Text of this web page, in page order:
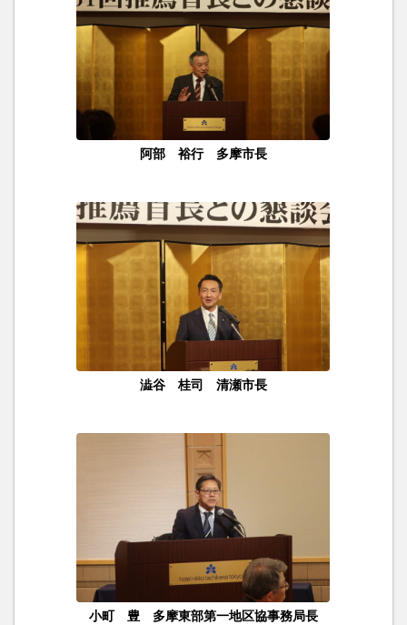
阿部 裕行 多摩市長
澁谷 桂司 清瀬市長
小町 豊 多摩東部第一地区協事務局長